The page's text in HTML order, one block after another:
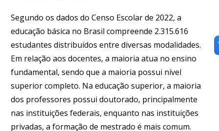
Segundo os dados do Censo Escolar de 2022, a
educação básica no Brasil compreende 2.315.616
estudantes distribuídos entre diversas modalidades.
Em relação aos docentes, a maioria atua no ensino
fundamental, sendo que a maioria possui nível
superior completo. Na educação superior, a maioria
dos professores possui doutorado, principalmente
nas instituições federais, enquanto nas instituições
privadas, a formação de mestrado é mais comum.